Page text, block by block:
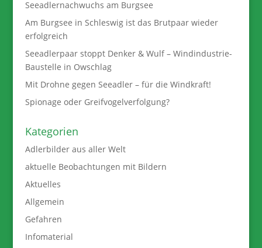
Seeadlernachwuchs am Burgsee
Am Burgsee in Schleswig ist das Brutpaar wieder
erfolgreich
Seeadlerpaar stoppt Denker & Wulf – Windindustrie-
Baustelle in Owschlag
Mit Drohne gegen Seeadler – für die Windkraft!
Spionage oder Greifvogelverfolgung?
Kategorien
Adlerbilder aus aller Welt
aktuelle Beobachtungen mit Bildern
Aktuelles
Allgemein
Gefahren
Infomaterial